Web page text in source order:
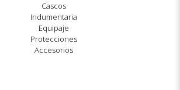
Cascos
Indumentaria
Equipaje
Protecciones
Accesorios